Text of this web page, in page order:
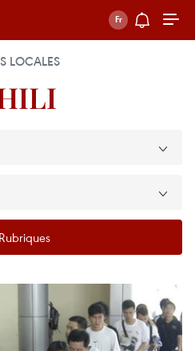
LOCALES
Rubriques